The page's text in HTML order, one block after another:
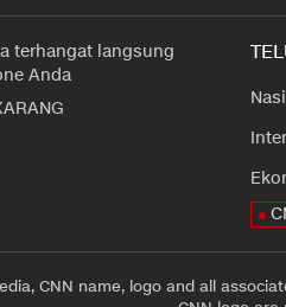
terhangat langsung
Anda
CNN name, logo and all